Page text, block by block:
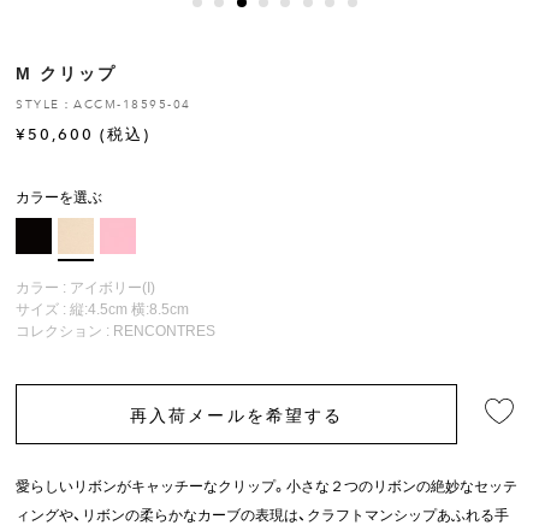
お修理について
M クリップ
STYLE：ACCM-18595-04
¥50,600 (税込)
カラーを選ぶ
カラー : アイボリー(I)
サイズ : 縦:4.5cm 横:8.5cm
コレクション : RENCONTRES
再入荷メールを希望する
愛らしいリボンがキャッチーなクリップ。小さな２つのリボンの絶妙なセッテ
ィングや、リボンの柔らかなカーブの表現は、クラフトマンシップあふれる手